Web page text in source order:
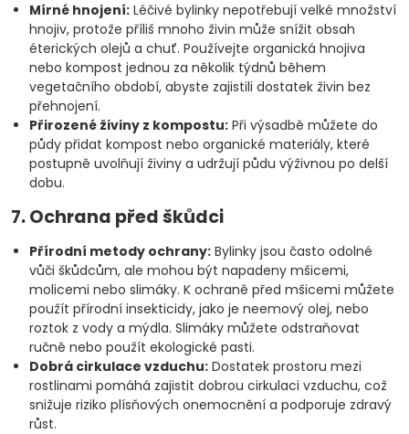
Mírné hnojení: Léčivé bylinky nepotřebují velké množství
hnojiv, protože příliš mnoho živin může snížit obsah
éterických olejů a chuť. Používejte organická hnojiva
nebo kompost jednou za několik týdnů během
vegetačního období, abyste zajistili dostatek živin bez
přehnojení.
Přirozené živiny z kompostu: Při výsadbě můžete do
půdy přidat kompost nebo organické materiály, které
postupně uvolňují živiny a udržují půdu výživnou po delší
dobu.
7. Ochrana před škůdci
Přírodní metody ochrany: Bylinky jsou často odolné
vůči škůdcům, ale mohou být napadeny mšicemi,
molicemi nebo slimáky. K ochraně před mšicemi můžete
použít přírodní insekticidy, jako je neemový olej, nebo
roztok z vody a mýdla. Slimáky můžete odstraňovat
ručně nebo použít ekologické pasti.
Dobrá cirkulace vzduchu: Dostatek prostoru mezi
rostlinami pomáhá zajistit dobrou cirkulaci vzduchu, což
snižuje riziko plísňových onemocnění a podporuje zdravý
růst.